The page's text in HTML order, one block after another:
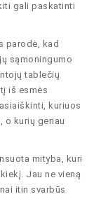
gali paskatinti
parodė, kad
sąmoningumo
tablečių
iš esmės
kuriuos
o kurių geriau
mityba, kuri
Jau ne vieną
itin svarbūs